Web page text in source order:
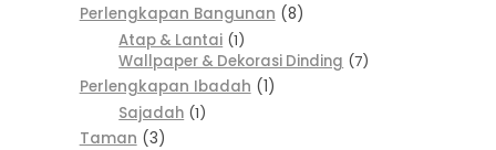
Perlengkapan Bangunan
8
Atap & Lantai 1
Wallpaper & Dekorasi Dinding 7
Perlengkapan Ibadah
1
Sajadah 1
Taman
3